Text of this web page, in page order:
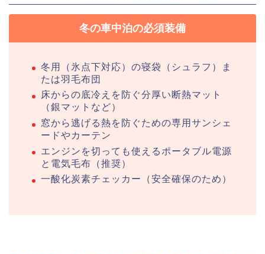
冬の車中泊の必須装備
冬用（氷点下対応）の寝袋（シュラフ）ま
たは羽毛布団
床からの底冷えを防ぐ分厚い断熱マット
（銀マットなど）
窓から逃げる熱を防ぐための専用サンシェ
ードやカーテン
エンジンを切っても使えるポータブル電源
と電気毛布（推奨）
一酸化炭素チェッカー（安全確保のため）